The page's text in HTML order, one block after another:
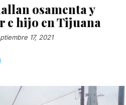
osamenta y
e hijo en Tijuana
17, 2021